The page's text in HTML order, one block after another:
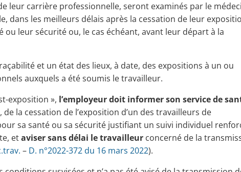
leur carrière professionnelle, seront examinés par le
dans les meilleurs délais après la cessation de leur
leur sécurité ou, le cas échéant, avant leur départ à la
et un état des lieux, à date, des expositions à un ou
auxquels a été soumis le travailleur.
exposition », l’employeur doit informer son service de
de la cessation de l’exposition d’un des travailleurs de
sa santé ou sa sécurité justifiant un suivi individuel
etaviser sans délai le travailleur concerné de la
– D. n°2022-372 du 16 mars 2022).